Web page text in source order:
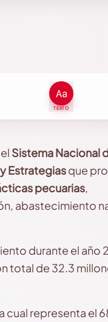
TEXTO
Sistema Nacional
Estrategiasque
pecuarias,
abastecimiento
durante el año
total de 32.3
cual representa el